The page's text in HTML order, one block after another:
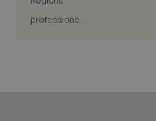
professione...